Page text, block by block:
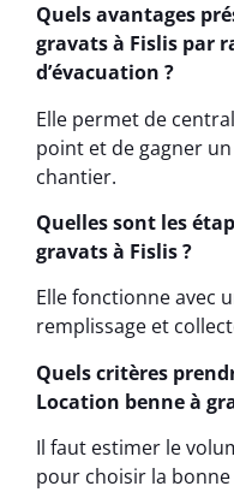
Quels avantages
gravats à Fislis par
d’évacuation ?
Elle permet de
point et de gagner
chantier.
Quelles sont les
gravats à Fislis ?
Elle fonctionne avec
remplissage et
Quels critères
Location benne à
Il faut estimer le
pour choisir la